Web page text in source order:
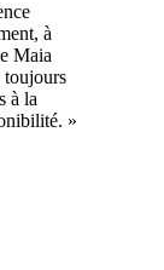
à
Maia
toujours
à la
»